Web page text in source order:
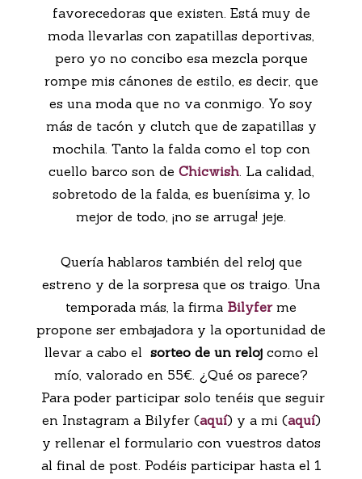
favorecedoras que existen. Está muy de
moda llevarlas con zapatillas deportivas,
pero yo no concibo esa mezcla porque
rompe mis cánones de estilo, es decir, que
es una moda que no va conmigo. Yo soy
más de tacón y clutch que de zapatillas y
mochila. Tanto la falda como el top con
cuello barco son de Chicwish. La calidad,
sobretodo de la falda, es buenísima y, lo
mejor de todo, ¡no se arruga! jeje.
Quería hablaros también del reloj que
estreno y de la sorpresa que os traigo. Una
temporada más, la firma Bilyferme
propone ser embajadora y la oportunidad de
llevar a cabo el sorteo de un relojcomo el
mío, valorado en 55€. ¿Qué os parece?
Para poder participar solo tenéis que seguir
en Instagram a Bilyfer (aquí) y a mi (aquí)
y rellenar el formulario con vuestros datos
al final de post. Podéis participar hasta el 1